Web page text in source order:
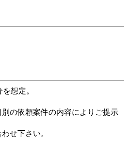
想定。
の依頼案件の内容によりご提示
せ下さい。